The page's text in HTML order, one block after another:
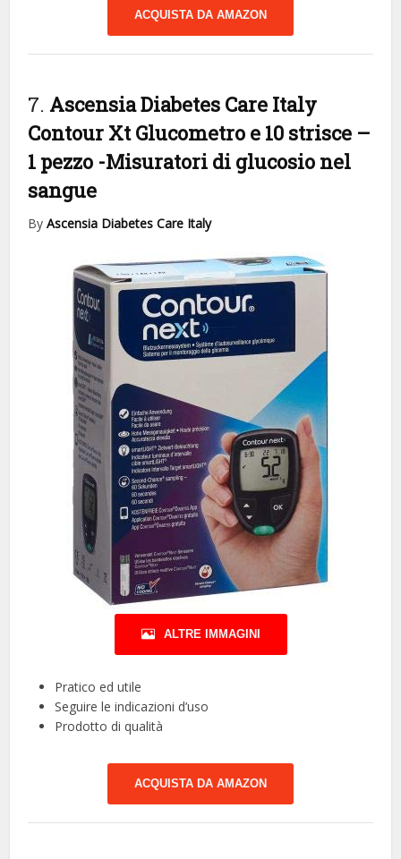
ACQUISTA DA AMAZON
7. Ascensia Diabetes Care Italy
Contour Xt Glucometro e 10 strisce –
1 pezzo -Misuratori di glucosio nel
sangue
ByAscensia Diabetes Care Italy
ALTRE IMMAGINI
Pratico ed utile
Seguire le indicazioni d’uso
Prodotto di qualità
ACQUISTA DA AMAZON